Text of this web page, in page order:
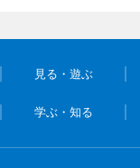
見る・遊ぶ
学ぶ・知る